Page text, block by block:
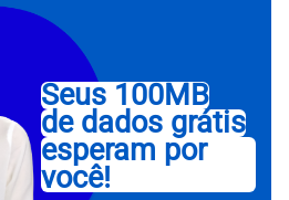
Seus 100MB
de dados grátis
esperam por
você!